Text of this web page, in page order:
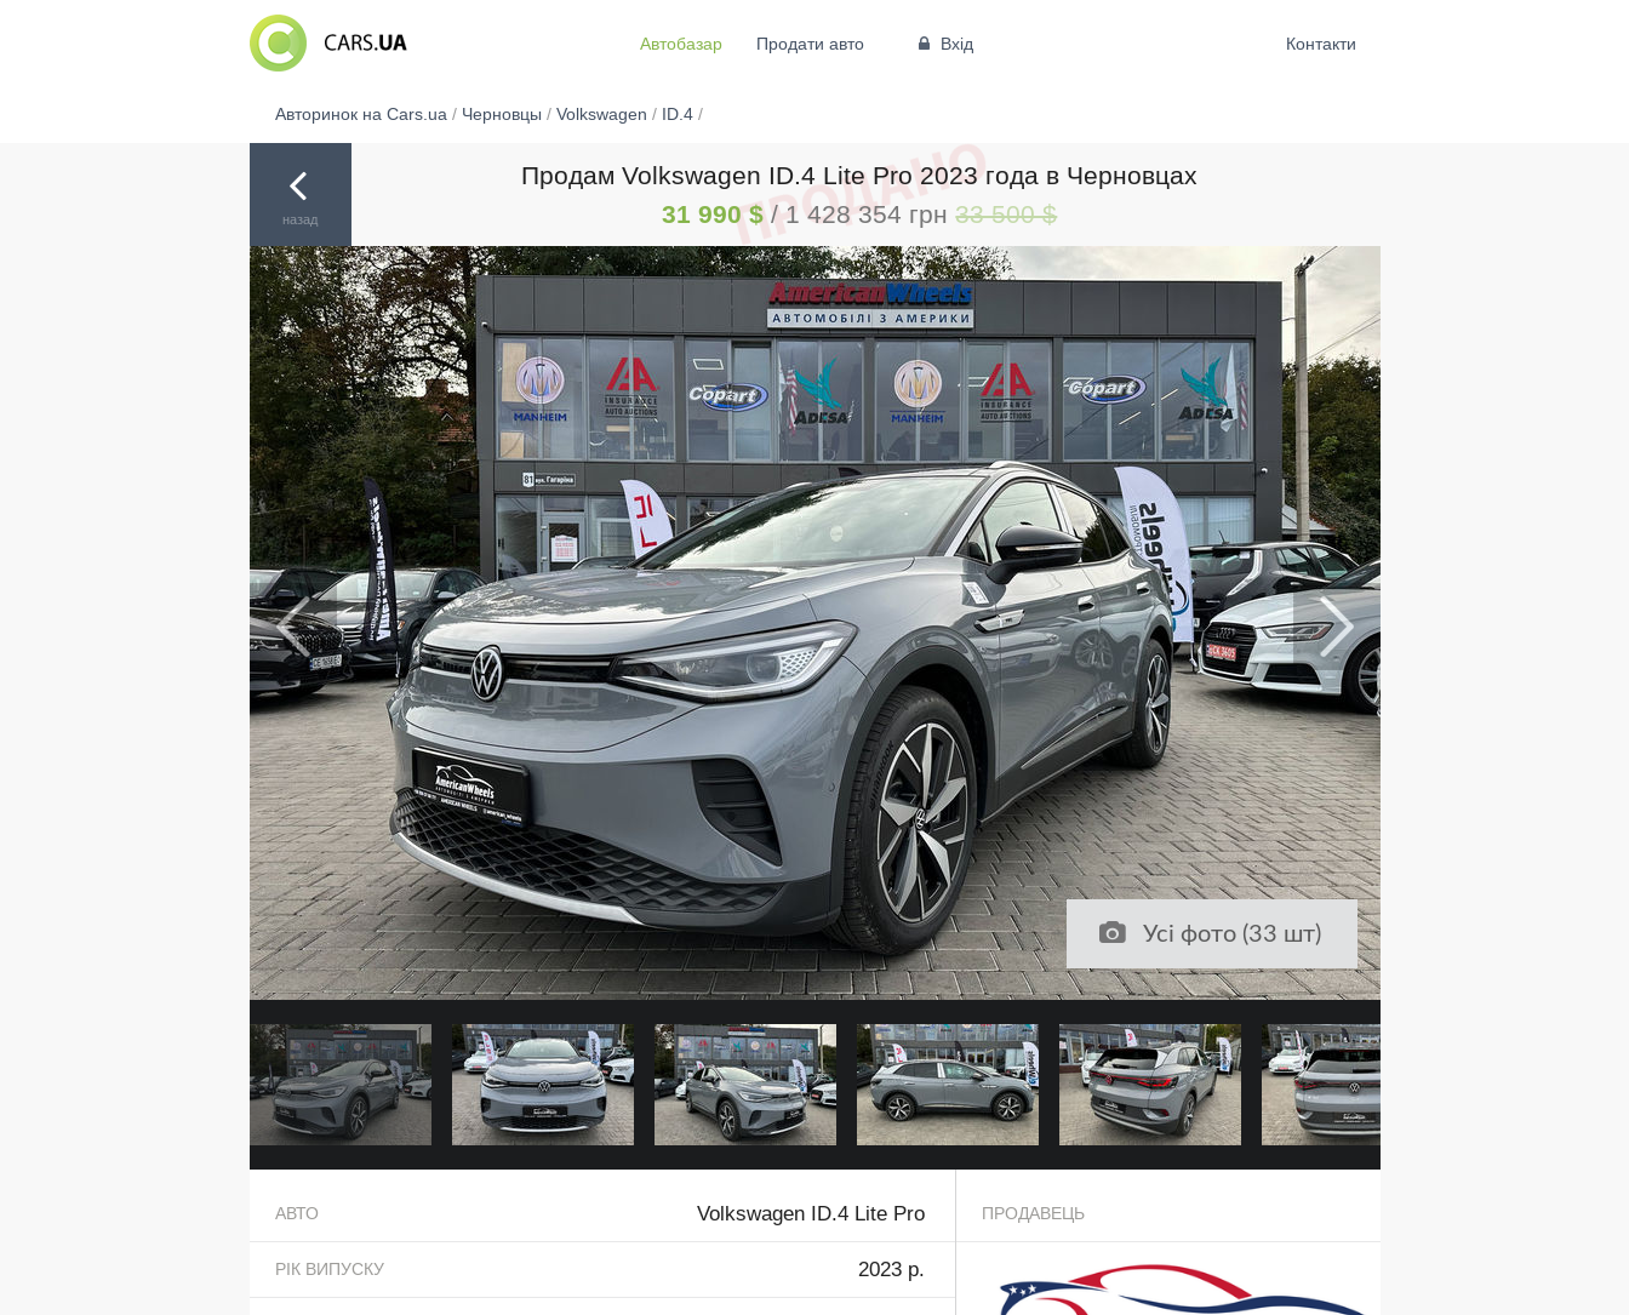
Автобазар Продати авто Вхід Контакти
Авторинок на Cars.ua / Черновцы / Volkswagen / ID.4/
назад
Продам Volkswagen ID.4 Lite Pro 2023 года в Черновцах
31 990 $ / 1 428 354 грн 33 500 $
Усі фото (33 шт)
АВТО Volkswagen ID.4 Lite Pro
РІК ВИПУСКУ 2023 р.
ПРОДАВЕЦЬ